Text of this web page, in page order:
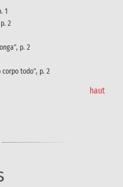
1
2
p. 2
todo", p. 2
haut